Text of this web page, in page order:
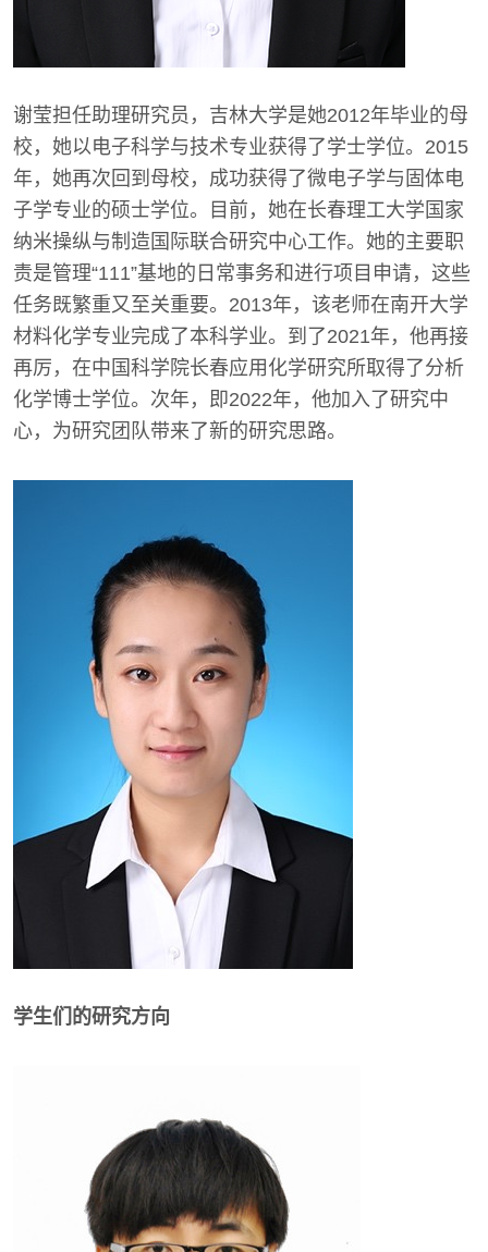
谢莹担任助理研究员，吉林大学是她2012年毕业的母
校，她以电子科学与技术专业获得了学士学位。2015
年，她再次回到母校，成功获得了微电子学与固体电
子学专业的硕士学位。目前，她在长春理工大学国家
纳米操纵与制造国际联合研究中心工作。她的主要职
责是管理“111”基地的日常事务和进行项目申请，这些
任务既繁重又至关重要。2013年，该老师在南开大学
材料化学专业完成了本科学业。到了2021年，他再接
再厉，在中国科学院长春应用化学研究所取得了分析
化学博士学位。次年，即2022年，他加入了研究中
心，为研究团队带来了新的研究思路。
学生们的研究方向